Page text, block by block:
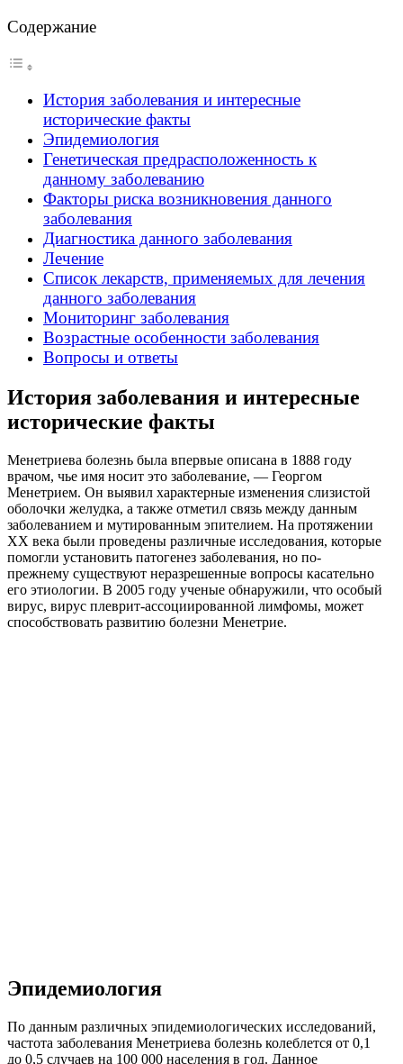
Содержание
История заболевания и интересные
исторические факты
Эпидемиология
Генетическая предрасположенность к
данному заболеванию
Факторы риска возникновения данного
заболевания
Диагностика данного заболевания
Лечение
Список лекарств, применяемых для лечения
данного заболевания
Мониторинг заболевания
Возрастные особенности заболевания
Вопросы и ответы
История заболевания и интересные
исторические факты
Менетриева болезнь была впервые описана в 1888 году
врачом, чье имя носит это заболевание, — Георгом
Менетрием. Он выявил характерные изменения слизистой
оболочки желудка, а также отметил связь между данным
заболеванием и мутированным эпителием. На протяжении
XX века были проведены различные исследования, которые
помогли установить патогенез заболевания, но по-
прежнему существуют неразрешенные вопросы касательно
его этиологии. В 2005 году ученые обнаружили, что особый
вирус, вирус плеврит-ассоциированной лимфомы, может
способствовать развитию болезни Менетрие.
Эпидемиология
По данным различных эпидемиологических исследований,
частота заболевания Менетриева болезнь колеблется от 0,1
до 0,5 случаев на 100 000 населения в год. Данное